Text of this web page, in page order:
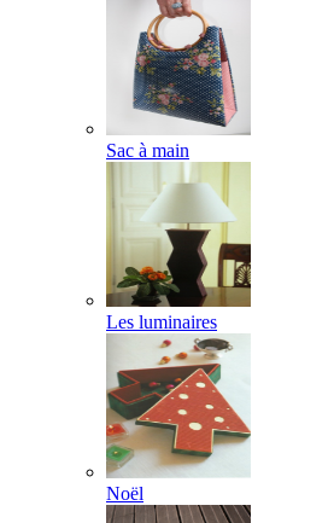
Sac à main
Les luminaires
Noël